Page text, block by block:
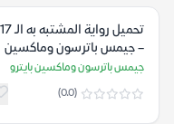
تحميل رواية المشتبه به الـ 17
– جيمس باترسون وماكسين
بايترو
جيمس باترسون وماكسين بايترو
(0.0)